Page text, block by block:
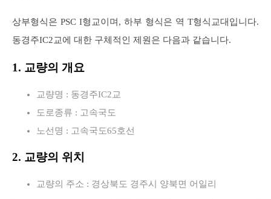
상부형식은 PSC I형교이며, 하부 형식은 역 T형식교대입니다.
동경주IC2교에 대한 구체적인 제원은 다음과 같습니다.
1. 교량의 개요
교량명 : 동경주IC2교
도로종류 : 고속국도
노선명 : 고속국도65호선
2. 교량의 위치
교량의 주소 : 경상북도 경주시 양북면 어일리